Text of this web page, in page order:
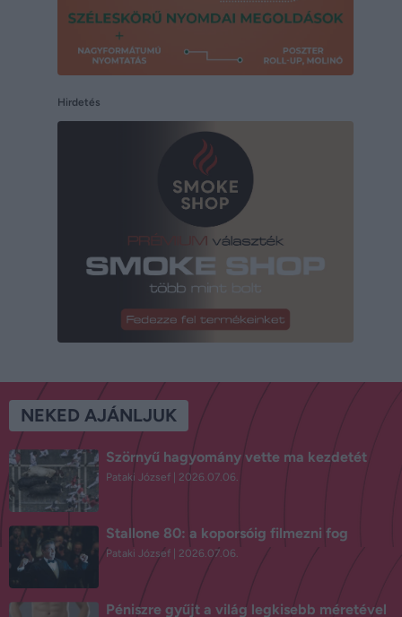
Hirdetés
NEKED AJÁNLJUK
Szörnyű hagyomány vette ma kezdetét
Pataki József 2026.07.06.
Stallone 80: a koporsóig filmezni fog
Pataki József 2026.07.06.
Péniszre gyűjt a világ legkisebb méretével